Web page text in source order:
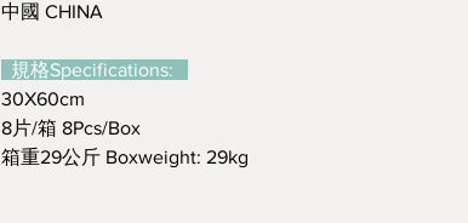
中國 CHINA
規格Specifications:
30X60cm
8片/箱 8Pcs/Box
箱重29公斤 Boxweight: 29kg